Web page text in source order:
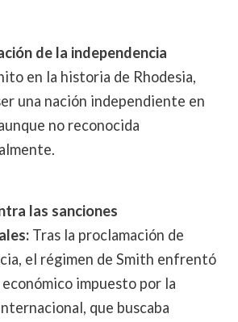
de la independencia
en la historia de Rhodesia,
una nación independiente en
no reconocida
las sanciones
Tras la proclamación de
el régimen de Smith enfrentó
impuesto por la
que buscaba